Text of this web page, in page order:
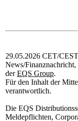
29.05.2026 CET/
News/
derEQS Group.
Für den Inhalt der
verantwortlich.
Die EQS
Meldepflichten,